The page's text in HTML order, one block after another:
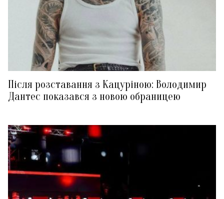
Після розставання з Кацуріною: Володимир
Дантес показався з новою обраницею